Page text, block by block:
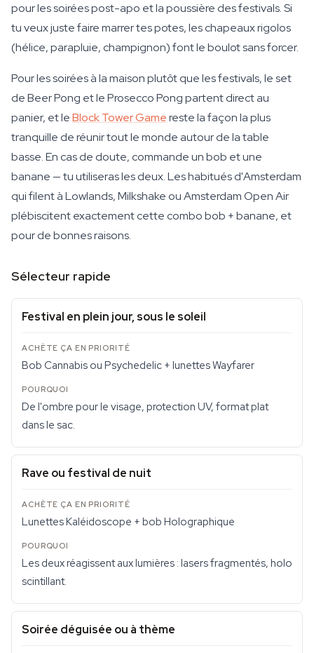
pour les soirées post-apo et la poussière des festivals. Si
tu veux juste faire marrer tes potes, les chapeaux rigolos
(hélice, parapluie, champignon) font le boulot sans forcer.
Pour les soirées à la maison plutôt que les festivals, le set
de Beer Pong et le Prosecco Pong partent direct au
panier, et leBlock Tower Gamereste la façon la plus
tranquille de réunir tout le monde autour de la table
basse. En cas de doute, commande un bob et une
banane — tu utiliseras les deux. Les habitués d'Amsterdam
qui filent à Lowlands, Milkshake ou Amsterdam Open Air
plébiscitent exactement cette combo bob + banane, et
pour de bonnes raisons.
Sélecteur rapide
Festival en plein jour, sous le soleil
Bob Cannabis ou Psychedelic + lunettes Wayfarer
De l'ombre pour le visage, protection UV, format plat
dans le sac.
Rave ou festival de nuit
Lunettes Kaléidoscope + bob Holographique
Les deux réagissent aux lumières : lasers fragmentés, holo
scintillant.
Soirée déguisée ou à thème